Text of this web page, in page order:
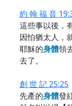
約 翰 福 音
這些事以後，
因怕猶太人，
耶穌的身體領
去了。
創 世 記 25:25
先產的身體發